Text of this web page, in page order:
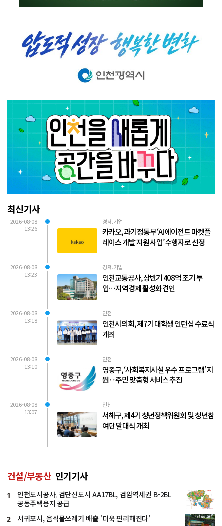
최신기사
2026-08-08
13:26
경제.기업
카카오, 과기정통부 ‘AI 에이전트 마켓플
레이스 개발 지원 사업’ 수행자로 선정
2026-08-08
13:23
경제.기업
인천교통공사, 상반기 408억 조기 투
입…지역경제 활성화 견인
2026-08-08
13:18
인천
인천시의회, 제7기 대학생 인턴십 수료식
개최
2026-08-08
13:10
인천
영종구, ‘사회복지시설 우수 프로그램’ 지
원‥주민 맞춤형 서비스 추진
2026-08-08
13:07
인천
서해구, 제4기 청년정책위원회 및 청년참
여단 발대식 개최
건설/부동산 인기기사
1
인천도시공사, 검단신도시 AA17BL, 검암역세권 B-2BL
공동주택용지 공급
2 서귀포시, 음식물쓰레기 배출 '더욱 편리해진다'